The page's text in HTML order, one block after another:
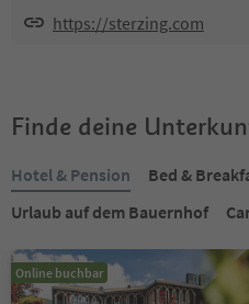
https://sterzing.com
Finde deine
Hotel & Pension
Bed &
Urlaub auf dem Bauernhof
Online buchbar